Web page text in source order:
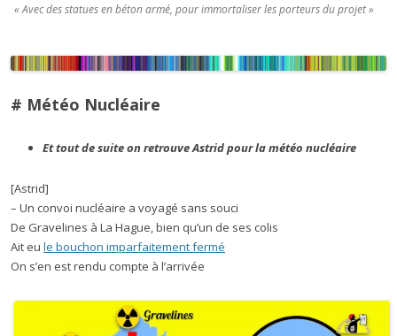
« Avec des statues en béton armé, pour immortaliser les porteurs du projet »
# Météo Nucléaire
Et tout de suite on retrouve Astrid pour la météo nucléaire
[Astrid]
– Un convoi nucléaire a voyagé sans souci
De Gravelines à La Hague, bien qu’un de ses colis
Ait eu le bouchon imparfaitement fermé
On s’en est rendu compte à l’arrivée